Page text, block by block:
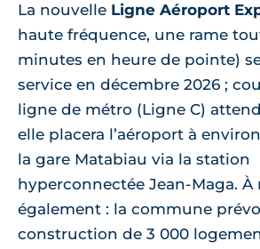
La nouvelle Ligne Aéroport
haute fréquence, une rame
minutes en heure de pointe)
service en décembre 2026 ;
ligne de métro (Ligne C)
elle placera l’aéroport à
la gare Matabiau via la station
hyperconnectée Jean-Maga. À
également : la commune
construction de 3 000